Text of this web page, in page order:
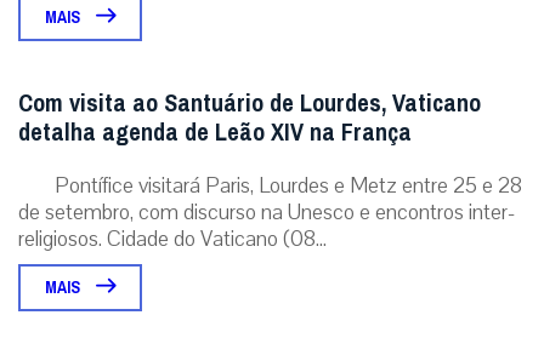
MAIS
Com visita ao Santuário de Lourdes, Vaticano
detalha agenda de Leão XIV na França
Pontífice visitará Paris, Lourdes e Metz entre 25 e 28
de setembro, com discurso na Unesco e encontros inter-
religiosos. Cidade do Vaticano (08...
MAIS